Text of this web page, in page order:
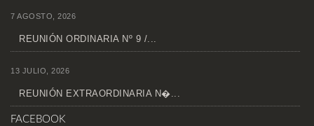
7 AGOSTO, 2026
REUNIÓN ORDINARIA Nº 9 /...
13 JULIO, 2026
REUNIÓN EXTRAORDINARIA N�...
FACEBOOK